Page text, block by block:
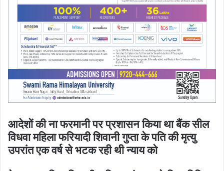
आदेशों की ना फरमानी पर प्रशासन किया था बैंक सील
विधवा महिला फरियादी शिवानी गुप्ता के पति की मृत्यु
उपरांत एक वर्ष से भटक रही थी न्याय को